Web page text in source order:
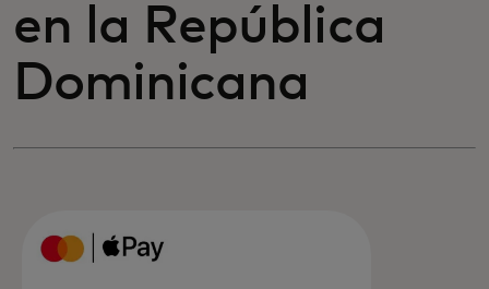
en la República
Dominicana